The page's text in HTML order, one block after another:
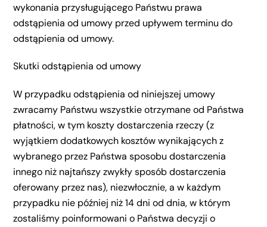
wykonania przysługującego Państwu prawa
odstąpienia od umowy przed upływem terminu do
odstąpienia od umowy.
Skutki odstąpienia od umowy
W przypadku odstąpienia od niniejszej umowy
zwracamy Państwu wszystkie otrzymane od Państwa
płatności, w tym koszty dostarczenia rzeczy (z
wyjątkiem dodatkowych kosztów wynikających z
wybranego przez Państwa sposobu dostarczenia
innego niż najtańszy zwykły sposób dostarczenia
oferowany przez nas), niezwłocznie, a w każdym
przypadku nie później niż 14 dni od dnia, w którym
zostaliśmy poinformowani o Państwa decyzji o